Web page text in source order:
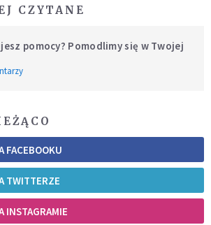
CZYTANE
pomocy? Pomodlimy się w Twojej
FACEBOOKU
TWITTERZE
INSTAGRAMIE